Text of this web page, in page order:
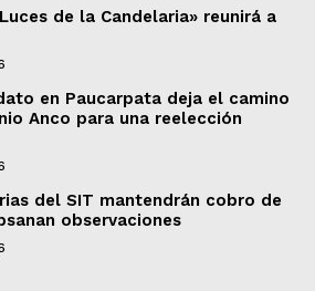
de la Candelaria» reunirá a
en Paucarpata deja el camino
Anco para una reelección
del SIT mantendrán cobro de
observaciones